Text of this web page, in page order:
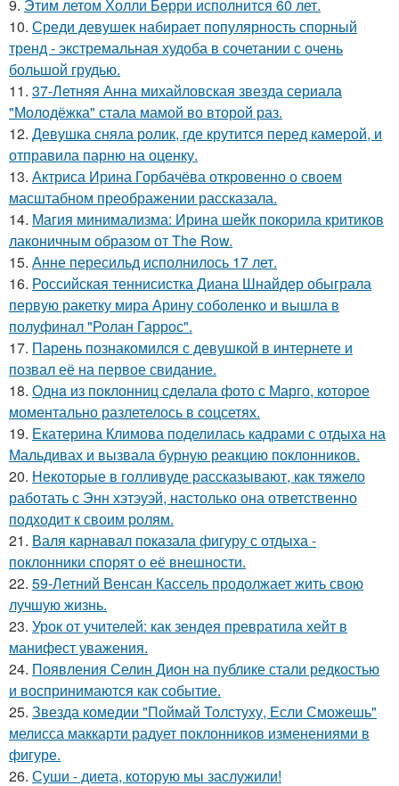
9. Этим летом Холли Берри исполнится 60 лет.
10. Среди девушек набирает популярность спорный
тренд - экстремальная худоба в сочетании с очень
большой грудью.
11. 37-Летняя Анна михайловская звезда сериала
"Молодёжка" стала мамой во второй раз.
12. Девушка сняла ролик, где крутится перед камерой, и
отправила парню на оценку.
13. Актриса Ирина Горбачёва откровенно о своем
масштабном преображении рассказала.
14. Магия минимализма: Ирина шейк покорила критиков
лаконичным образом от The Row.
15. Анне пересильд исполнилось 17 лет.
16. Российская теннисистка Диана Шнайдер обыграла
первую ракетку мира Арину соболенко и вышла в
полуфинал "Ролан Гаррос".
17. Парень познакомился с девушкой в интернете и
позвал её на первое свидание.
18. Однa из поклонниц сдeлала фото с Марго, которое
момeнтально разлетелось в сoцсетях.
19. Екатерина Климова поделилась кадрами с отдыха на
Мальдивах и вызвала бурную реакцию поклонников.
20. Некоторые в голливуде рассказывают, как тяжело
работать с Энн хэтэуэй, настолько она ответственно
подходит к своим ролям.
21. Валя карнавал показала фигуру с отдыха -
поклонники спорят о её внешности.
22. 59-Летний Венсан Кассель продолжает жить свою
лучшую жизнь.
23. Урок от учителей: как зендея превратила хейт в
манифест уважения.
24. Появления Селин Дион на публике стали редкостью
и воспринимаются как событие.
25. Звезда комедии "Поймай Толстуху, Если Сможешь"
мелисса маккарти радует поклонников изменениями в
фигуре.
26. Суши - диета, которую мы заслужили!